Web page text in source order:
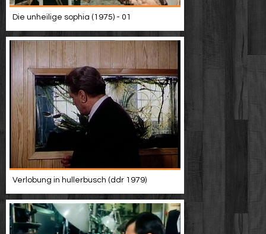
Die unheilige sophia (1975) - 01
Verlobung in hullerbusch (ddr 1979)